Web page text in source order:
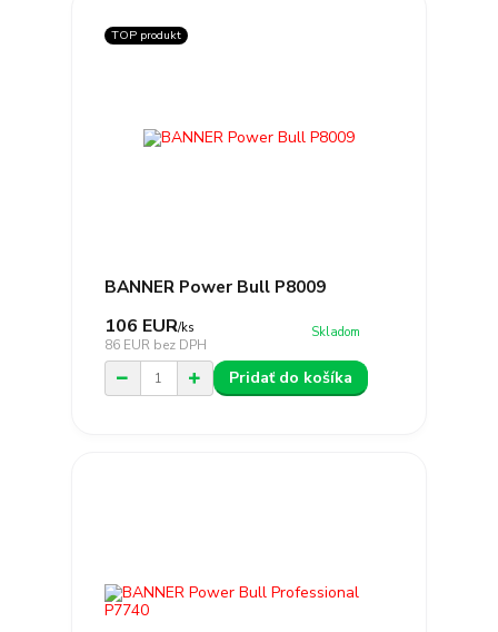
TOP produkt
BANNER Power Bull P8009
106 EUR/ks
86 EUR bez DPH
Skladom
Pridať do košíka